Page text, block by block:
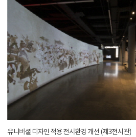
유니버셜 디자인 적용 전시환경 개선 (제3전시관)